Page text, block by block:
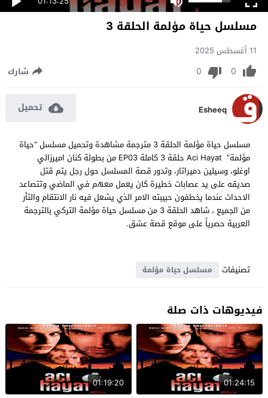
مسلسل حياة مؤلمة الحلقة 3
11 أغسطس 2025
0
0 شارك
Esheeq تحميل
مسلسل حياة مؤلمة الحلقة 3 مترجمة مشاهدة وتحميل مسلسل “حياة
مؤلمة” Aci Hayat حلقة 3 كاملة EP03 من بطولة كنان اميرزالي
اوغلو، وسيلين دميراتار، وتدور قصة المسلسل حول رجل يتم قتل
صديقه على يد عصابات خطيرة كان يعمل معهم في الماضي وتتصاعد
الاحداث عندما يخطفون حبيبته الامر الذي يشعل فيه نار الانتقام والثأر
من الجميع ، شاهد الحلقة 3 من مسلسل حياة مؤلمة التركي بالترجمة
العربية حصرياً على موقع قصة عشق.
تصنيفات مسلسل حياة مؤلمة
فيديوهات ذات صلة
01:24:15
01:19:20